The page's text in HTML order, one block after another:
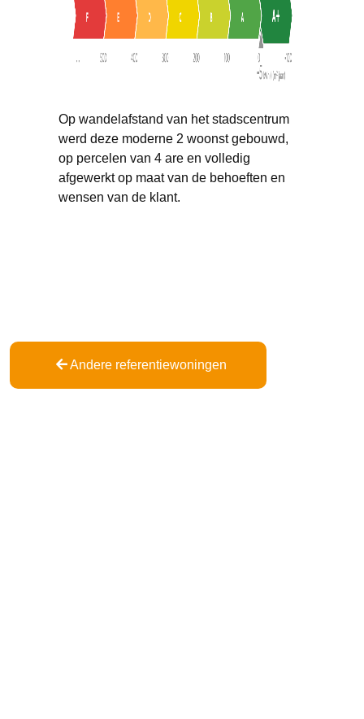
Op wandelafstand van het stadscentrum
werd deze moderne 2 woonst gebouwd,
op percelen van 4 are en volledig
afgewerkt op maat van de behoeften en
wensen van de klant.
Andere referentiewoningen